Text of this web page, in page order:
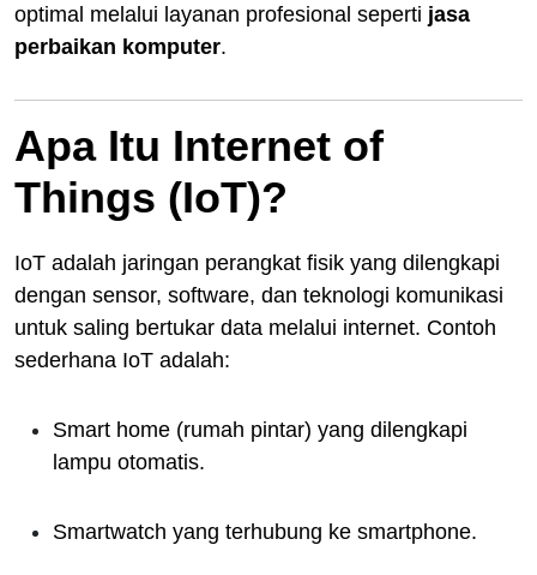
optimal melalui layanan profesional seperti jasa
perbaikan komputer.
Apa Itu Internet of
Things (IoT)?
IoT adalah jaringan perangkat fisik yang dilengkapi
dengan sensor, software, dan teknologi komunikasi
untuk saling bertukar data melalui internet. Contoh
sederhana IoT adalah:
Smart home (rumah pintar) yang dilengkapi
lampu otomatis.
Smartwatch yang terhubung ke smartphone.